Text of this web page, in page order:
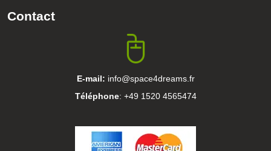
Contact
E-mail: info@space4dreams.fr
Téléphone: +49 1520 4565474